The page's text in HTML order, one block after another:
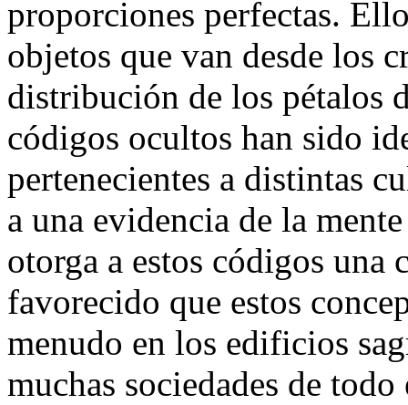
proporciones perfectas.
objetos que van desde los
distribución de los pétalos
códigos ocultos han sido
pertenecientes a distintas
a una evidencia de la
otorga a estos códigos una
favorecido que estos
menudo en los edificios
muchas sociedades de